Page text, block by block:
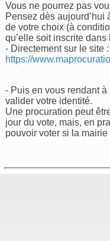
Vous ne pourrez pas
Pensez dès
de votre choix (à
qu’elle soit inscrite
- Directement sur le site :
https://
- Puis en vous rendant
valider votre identité.
Une procuration peut
jour du vote, mais, en
pouvoir voter si la